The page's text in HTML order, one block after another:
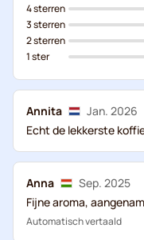
4 sterren
3 sterren
2 sterren
1 ster
Annita
Jan. 2026
Echt de lekkerste
Anna
Sep. 2025
Fijne aroma,
Automatisch vertaald